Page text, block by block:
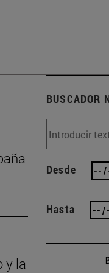
y la
BUSCADOR
Desde
Hasta